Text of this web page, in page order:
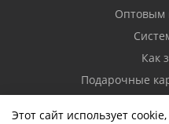
Оптовым
Как
Подарочные
Этот сайт использует